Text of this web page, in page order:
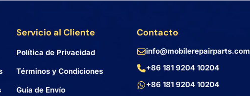
Servicio al Cliente
Política de Privacidad
Términos y Condiciones
Guía de Envío
Contacto
info@mobilerepairparts.com
+86 181 9204 10204
+86 181 9204 10204